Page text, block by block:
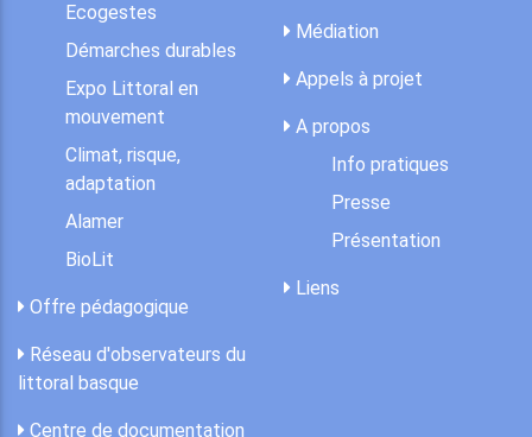
Ecogestes
Démarches durables
Expo Littoral en
mouvement
Climat, risque,
adaptation
Alamer
BioLit
Offre pédagogique
Réseau d'observateurs du
littoral basque
Centre de documentation
Médiation
Appels à projet
A propos
Info pratiques
Presse
Présentation
Liens